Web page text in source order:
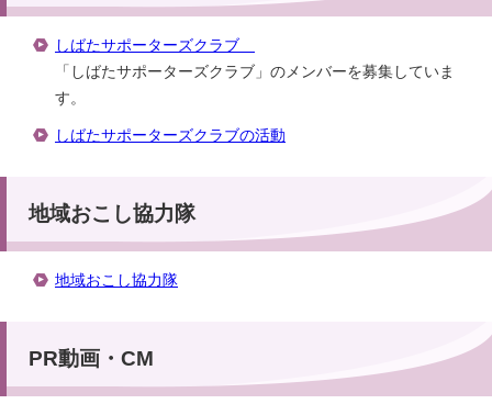
しばたサポーターズクラブ
「しばたサポーターズクラブ」のメンバーを募集していま
す。
しばたサポーターズクラブの活動
地域おこし協力隊
地域おこし協力隊
PR動画・CM